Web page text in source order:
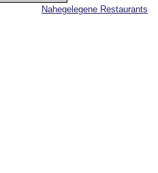
Nahegelegene Restaurants